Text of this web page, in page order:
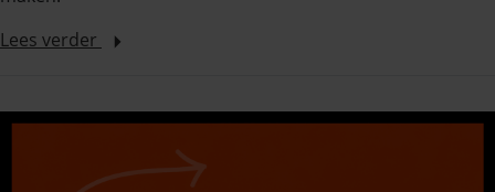
Lees verder